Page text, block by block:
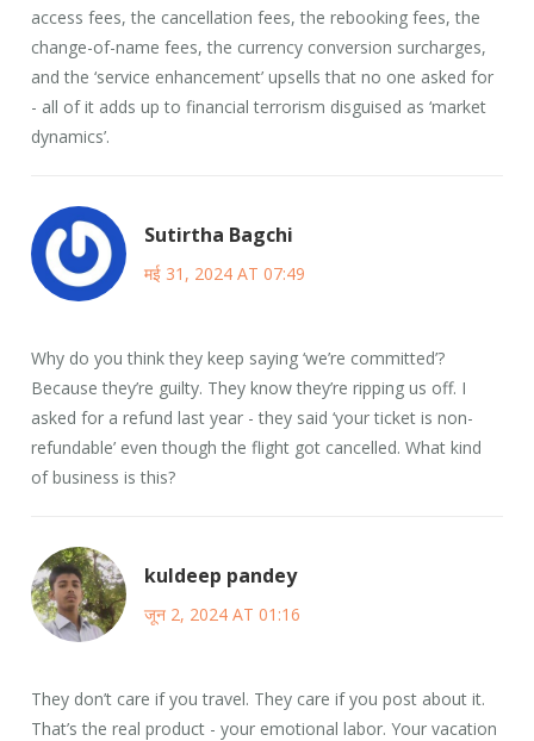
access fees, the cancellation fees, the rebooking fees, the
change-of-name fees, the currency conversion surcharges,
and the ‘service enhancement’ upsells that no one asked for
- all of it adds up to financial terrorism disguised as ‘market
dynamics’.
Sutirtha Bagchi
मई 31, 2024 AT 07:49
Why do you think they keep saying ‘we’re committed’?
Because they’re guilty. They know they’re ripping us off. I
asked for a refund last year - they said ‘your ticket is non-
refundable’ even though the flight got cancelled. What kind
of business is this?
kuldeep pandey
जून 2, 2024 AT 01:16
They don’t care if you travel. They care if you post about it.
That’s the real product - your emotional labor. Your vacation